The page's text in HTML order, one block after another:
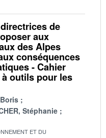
de
aux
des Alpes
conséquences
- Cahier
outils pour les
Stéphanie
ET DU